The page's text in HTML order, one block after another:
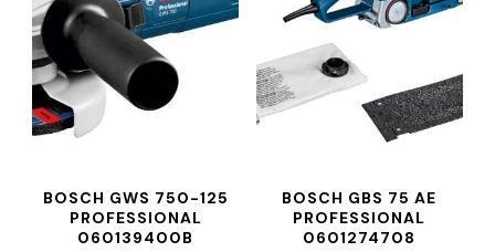
BOSCH GWS 750-125
PROFESSIONAL
060139400B
BOSCH GBS 75 AE
PROFESSIONAL
0601274708